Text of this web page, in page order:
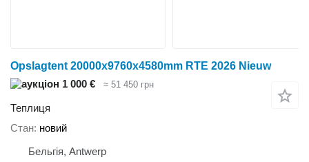
Opslagtent 20000x9760x4580mm RTE 2026 Nieuw
1 000 €
≈ 51 450 грн
Теплиця
Стан новий
Бельгія, Antwerp